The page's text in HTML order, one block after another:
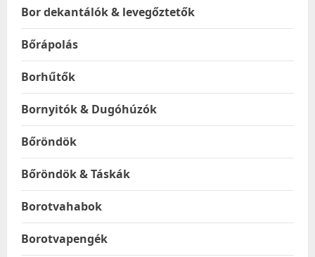
Bor dekantálók & levegőztetők
Bőrápolás
Borhűtők
Bornyitók & Dugóhúzók
Bőröndök
Bőröndök & Táskák
Borotvahabok
Borotvapengék